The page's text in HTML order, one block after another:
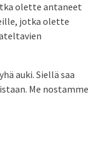
olette antaneet
jotka olette
auki. Siellä saa
Me nostamme